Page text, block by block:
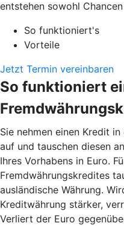
entstehen sowohl
So funktioniert's
Vorteile
Jetzt Termin vereinbaren
So funktioniert
Sie nehmen einen Kredit
auf und tauschen diesen
Ihres Vorhabens in Euro.
Fremdwährungskredites
ausländische Währung.
Kreditwährung stärker,
Verliert der Euro